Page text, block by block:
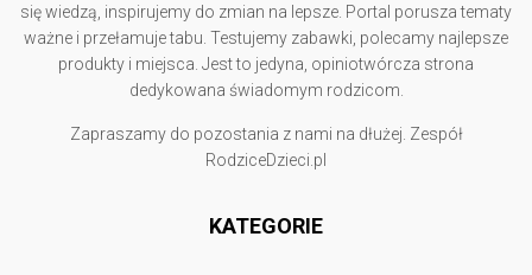
się wiedzą, inspirujemy do zmian na lepsze. Portal porusza tematy
ważne i przełamuje tabu. Testujemy zabawki, polecamy najlepsze
produkty i miejsca. Jest to jedyna, opiniotwórcza strona
dedykowana świadomym rodzicom.
Zapraszamy do pozostania z nami na dłużej. Zespół
RodziceDzieci.pl
KATEGORIE